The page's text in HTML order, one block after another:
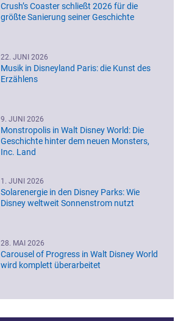
Crush’s Coaster schließt 2026 für die
größte Sanierung seiner Geschichte
22. JUNI 2026
Musik in Disneyland Paris: die Kunst des
Erzählens
9. JUNI 2026
Monstropolis in Walt Disney World: Die
Geschichte hinter dem neuen Monsters,
Inc. Land
1. JUNI 2026
Solarenergie in den Disney Parks: Wie
Disney weltweit Sonnenstrom nutzt
28. MAI 2026
Carousel of Progress in Walt Disney World
wird komplett überarbeitet